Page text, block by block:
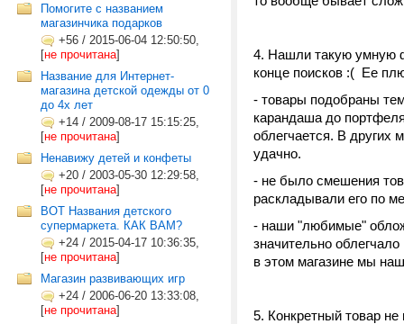
Помогите с названием
магазинчика подарков
+56 / 2015-06-04 12:50:50,
[не прочитана]
Название для Интернет-
магазина детской одежды от 0
до 4х лет
+14 / 2009-08-17 15:15:25,
[не прочитана]
Ненавижу детей и конфеты
+20 / 2003-05-30 12:29:58,
[не прочитана]
ВОТ Названия детского
супермаркета. КАК ВАМ?
+24 / 2015-04-17 10:36:35,
[не прочитана]
Магазин развивающих игр
+24 / 2006-06-20 13:33:08,
[не прочитана]
4. Нашли такую умную
конце поисков :( Ее
- товары подобраны
карандаша до
облегчается. В других
удачно.
- не было смешения
раскладывали его по
- наши "любимые"
значительно
в этом магазине мы
5. Конкретный товар